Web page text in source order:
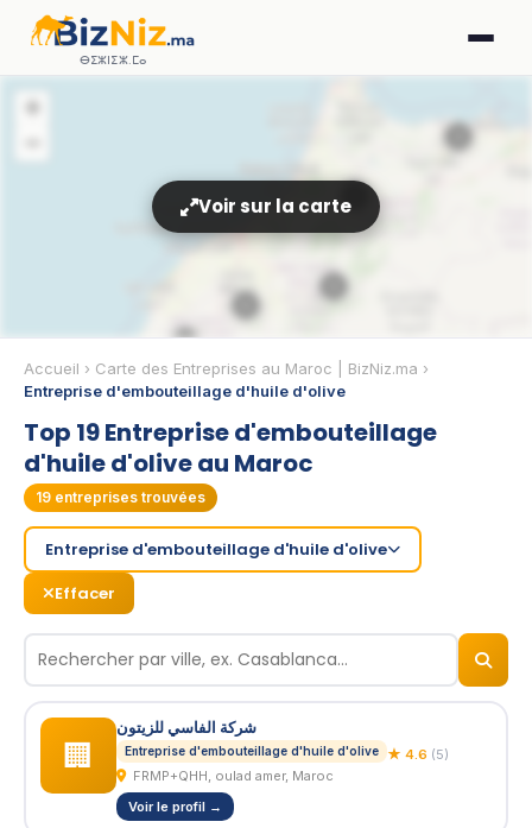
ⴱⵉⵣⵏⵉⵣ.ⵎⴰ
Accueil › Carte des Entreprises au Maroc | BizNiz.ma ›
Entreprise d'embouteillage d'huile d'olive
Top 19 Entreprise d'embouteillage
d'huile d'olive au Maroc
19 entreprises trouvées
Entreprise d'embouteillage d'huile d'olive
Effacer
🏢
شركة الفاسي للزيتون
Entreprise d'embouteillage d'huile d'olive ★ 4.6 (5)
FRMP+QHH, oulad amer, Maroc
Voir le profil →
🫒
2
+
−
Voir sur la carte